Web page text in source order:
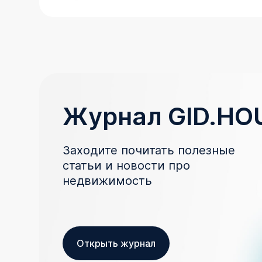
Журнал
Заходите почитать полезные
статьи и новости про
недвижимость
Открыть журнал